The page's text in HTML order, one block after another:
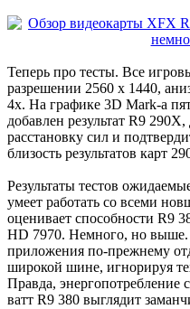
Теперь про тесты. Все
разрешении 2560 х 1440,
4x. На графике 3D Mark-а
добавлен результат R9
расстановку сил и
близость результатов карт
Результаты тестов
умеет работать со всеми
оценивает способности R9
HD 7970. Немного, но
приложения по-прежнему
широкой шине, игнорируя
Правда, энергопотребление
ватт R9 380 выглядит